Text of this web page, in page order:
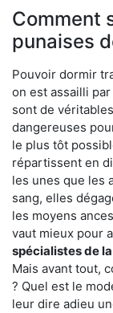
Comment
punaises
Pouvoir dormir
on est assailli
sont de
dangereuses
le plus tôt
répartissent en
les unes que les
sang, elles
les moyens
vaut mieux pour
spécialistes de
Mais avant tout,
? Quel est le
leur dire adieu